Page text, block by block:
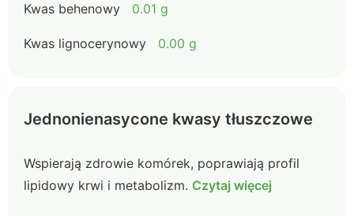
Kwas behenowy 0.01 g
Kwas lignocerynowy 0.00 g
Jednonienasycone kwasy tłuszczowe
Wspierają zdrowie komórek, poprawiają profil
lipidowy krwi i metabolizm. Czytaj więcej